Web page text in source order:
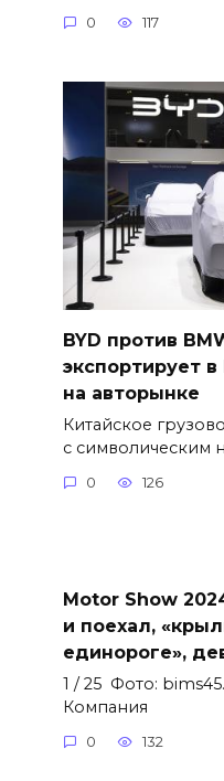
0 117
BYD против
экспортирует
на авторынке
Китайское
с символическим
0 126
Motor Show
и поехал,
единороге»,
1 / 25 Фото:
Компания
0 132